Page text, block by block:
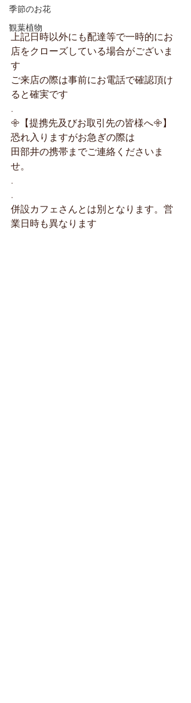
季節のお花
観葉植物
.
.
上記日時以外にも配達等で一時的にお
店をクローズしている場合がございま
す
ご来店の際は事前にお電話で確認頂け
ると確実です
.
𖧷【提携先及びお取引先の皆様へ𖧷】
恐れ入りますがお急ぎの際は
田部井の携帯までご連絡くださいま
せ。
.
.
併設カフェさんとは別となります。営
業日時も異なります